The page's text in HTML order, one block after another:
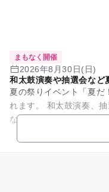
まもなく開催
2026年8月30日(日)
和太鼓演奏や抽選会など
夏の祭りイベント「夏だ
れます。 和太鼓演奏、
など多数出店）があり